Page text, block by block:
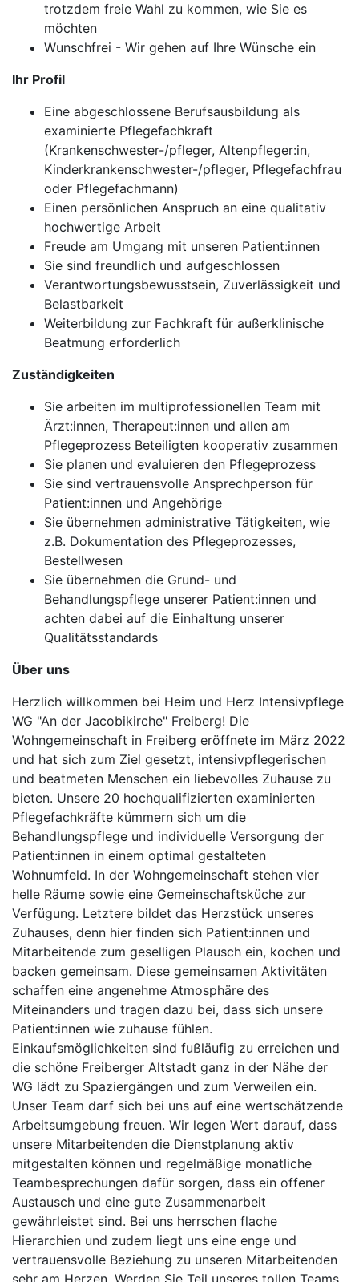
trotzdem freie Wahl zu kommen, wie Sie es
möchten
Wunschfrei - Wir gehen auf Ihre Wünsche ein
Ihr Profil
Eine abgeschlossene Berufsausbildung als
examinierte Pflegefachkraft
(Krankenschwester-/pfleger, Altenpfleger:in,
Kinderkrankenschwester-/pfleger, Pflegefachfrau
oder Pflegefachmann)
Einen persönlichen Anspruch an eine qualitativ
hochwertige Arbeit
Freude am Umgang mit unseren Patient:innen
Sie sind freundlich und aufgeschlossen
Verantwortungsbewusstsein, Zuverlässigkeit und
Belastbarkeit
Weiterbildung zur Fachkraft für außerklinische
Beatmung erforderlich
Zuständigkeiten
Sie arbeiten im multiprofessionellen Team mit
Ärzt:innen, Therapeut:innen und allen am
Pflegeprozess Beteiligten kooperativ zusammen
Sie planen und evaluieren den Pflegeprozess
Sie sind vertrauensvolle Ansprechperson für
Patient:innen und Angehörige
Sie übernehmen administrative Tätigkeiten, wie
z.B. Dokumentation des Pflegeprozesses,
Bestellwesen
Sie übernehmen die Grund- und
Behandlungspflege unserer Patient:innen und
achten dabei auf die Einhaltung unserer
Qualitätsstandards
Über uns
Herzlich willkommen bei Heim und Herz Intensivpflege
WG "An der Jacobikirche" Freiberg! Die
Wohngemeinschaft in Freiberg eröffnete im März 2022
und hat sich zum Ziel gesetzt, intensivpflegerischen
und beatmeten Menschen ein liebevolles Zuhause zu
bieten. Unsere 20 hochqualifizierten examinierten
Pflegefachkräfte kümmern sich um die
Behandlungspflege und individuelle Versorgung der
Patient:innen in einem optimal gestalteten
Wohnumfeld. In der Wohngemeinschaft stehen vier
helle Räume sowie eine Gemeinschaftsküche zur
Verfügung. Letztere bildet das Herzstück unseres
Zuhauses, denn hier finden sich Patient:innen und
Mitarbeitende zum geselligen Plausch ein, kochen und
backen gemeinsam. Diese gemeinsamen Aktivitäten
schaffen eine angenehme Atmosphäre des
Miteinanders und tragen dazu bei, dass sich unsere
Patient:innen wie zuhause fühlen.
Einkaufsmöglichkeiten sind fußläufig zu erreichen und
die schöne Freiberger Altstadt ganz in der Nähe der
WG lädt zu Spaziergängen und zum Verweilen ein.
Unser Team darf sich bei uns auf eine wertschätzende
Arbeitsumgebung freuen. Wir legen Wert darauf, dass
unsere Mitarbeitenden die Dienstplanung aktiv
mitgestalten können und regelmäßige monatliche
Teambesprechungen dafür sorgen, dass ein offener
Austausch und eine gute Zusammenarbeit
gewährleistet sind. Bei uns herrschen flache
Hierarchien und zudem liegt uns eine enge und
vertrauensvolle Beziehung zu unseren Mitarbeitenden
sehr am Herzen. Werden Sie Teil unseres tollen Teams